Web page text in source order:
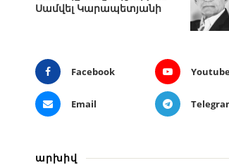
Սամվել Կարապետյանի
Facebook
Email
արխիվ